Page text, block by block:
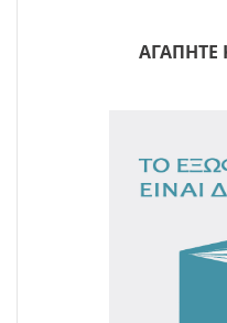
ΑΓΑΠΗΤΕ